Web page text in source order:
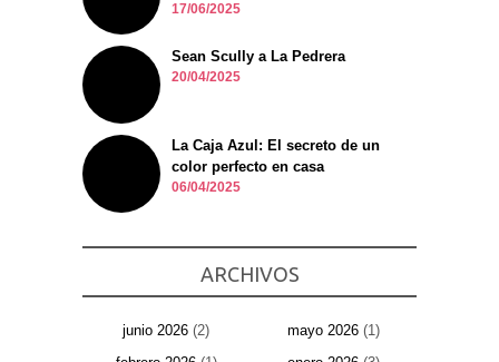
17/06/2025
Sean Scully a La Pedrera
20/04/2025
La Caja Azul: El secreto de un
color perfecto en casa
06/04/2025
ARCHIVOS
junio 2026 (2) mayo 2026(1)